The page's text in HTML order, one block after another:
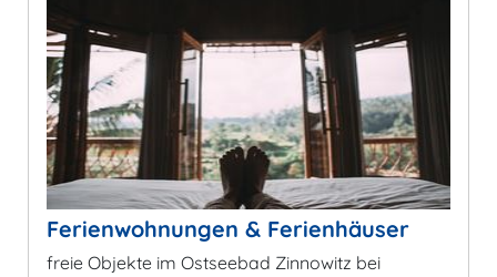
Ferienwohnungen & Ferienhäuser
freie Objekte im Ostseebad Zinnowitz bei